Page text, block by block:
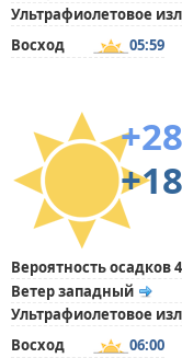
Ультрафиолетовое
Восход
05:59
Вероятность осадков
Ветер западный
Ультрафиолетовое
Восход
06:00